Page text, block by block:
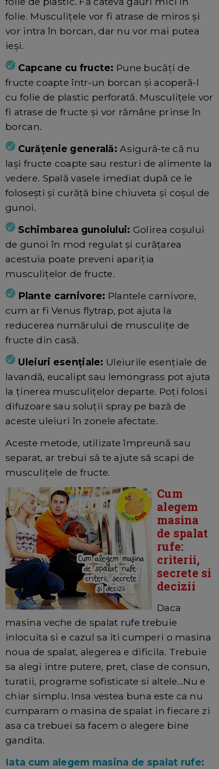
folie. Musculițele vor fi atrase de miros și
vor intra în borcan, dar nu vor mai putea
ieși.
Capcane cu fructe: Pune bucăți de
fructe coapte într-un borcan și acoperă-l
cu folie de plastic perforată. Musculițele vor
fi atrase de fructe și vor rămâne prinse în
borcan.
Curățenie generală:Asigură-te că nu
lași fructe coapte sau resturi de alimente la
vedere. Spală vasele imediat după ce le
folosești și curăță bine chiuveta și coșul de
gunoi.
Schimbarea gunoiului: Golirea coșului
de gunoi în mod regulat și curățarea
acestuia poate preveni apariția
musculițelor de fructe.
Plante carnivore: Plantele carnivore,
cum ar fi Venus flytrap, pot ajuta la
reducerea numărului de musculițe de
fructe din casă.
Uleiuri esențiale: Uleiurile esențiale de
lavandă, eucalipt sau lemongrass pot ajuta
la ținerea musculițelor departe. Poți folosi
difuzoare sau soluții spray pe bază de
aceste uleiuri în zonele afectate.
Aceste metode, utilizate împreună sau
separat, ar trebui să te ajute să scapi de
musculițele de fructe.
Cum
alegem
masina
de spalat
rufe:
criterii,
secrete si
decizii
Daca
masina veche de spalat rufe trebuie
inlocuita si e cazul sa iti cumperi o masina
noua de spalat, alegerea e dificila. Trebuie
sa alegi intre putere, pret, clase de consun,
turatii, programe sofisticate si altele...Nu e
chiar simplu. Insa vestea buna este ca nu
cumparam o masina de spalat in fiecare zi
asa ca trebuei sa facem o alegere bine
gandita.
Iata cum alegem masina de spalat rufe: